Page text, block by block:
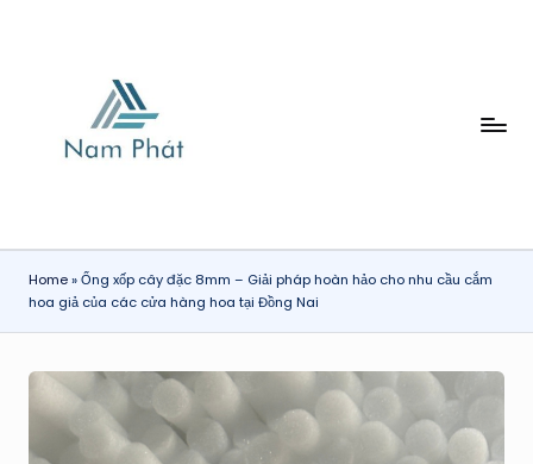
H
Ơ
I
N
A
Home»Ống xốp cây đặc 8mm – Giải pháp hoàn hảo cho nhu cầu cắm
hoa giả của các cửa hàng hoa tại Đồng Nai